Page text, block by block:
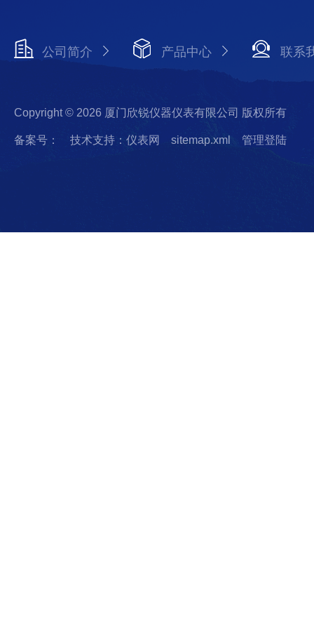
公司简介 产品中心 联系
Copyright © 2026 厦门欣锐仪器仪表有限公司 版权所有
备案号： 技术支持：仪表网 sitemap.xml 管理登陆